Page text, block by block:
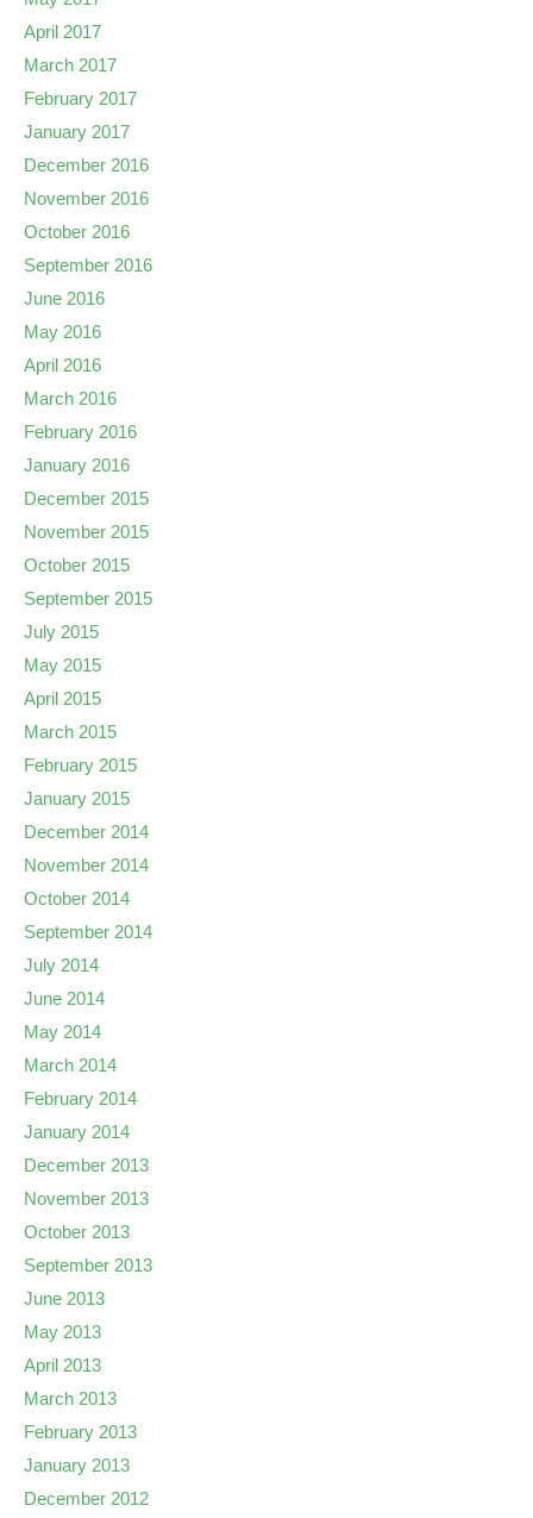
April 2017
March 2017
February 2017
January 2017
December 2016
November 2016
October 2016
September 2016
June 2016
May 2016
April 2016
March 2016
February 2016
January 2016
December 2015
November 2015
October 2015
September 2015
July 2015
May 2015
April 2015
March 2015
February 2015
January 2015
December 2014
November 2014
October 2014
September 2014
July 2014
June 2014
May 2014
March 2014
February 2014
January 2014
December 2013
November 2013
October 2013
September 2013
June 2013
May 2013
April 2013
March 2013
February 2013
January 2013
December 2012